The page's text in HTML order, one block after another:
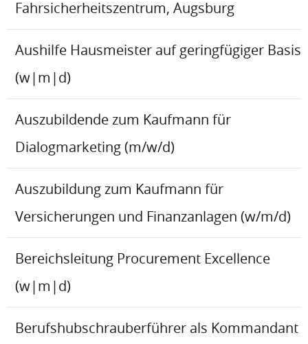
Fahrsicherheitszentrum, Augsburg
Aushilfe Hausmeister auf geringfügiger Basis
(w|m|d)
Auszubildende zum Kaufmann für
Dialogmarketing (m/w/d)
Auszubildung zum Kaufmann für
Versicherungen und Finanzanlagen (w/m/d)
Bereichsleitung Procurement Excellence
(w|m|d)
Berufshubschrauberführer als Kommandant